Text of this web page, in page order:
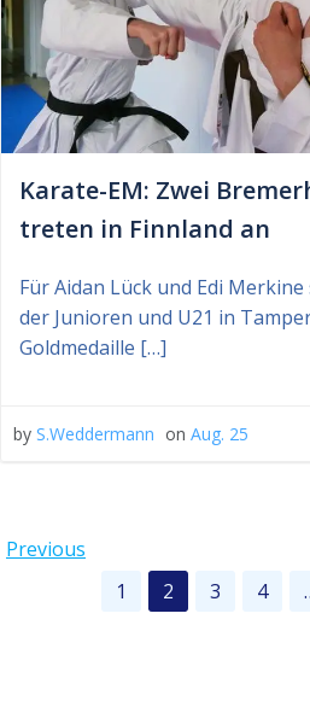
Karate-EM: Zwei
treten in Finnland an
Für Aidan Lück und Edi Merkine
der Junioren und U21 in
Goldmedaille […]
by S.Weddermann on Aug. 25
Posts
navigation
Previous
PostsPage
1 Page
2 Page
3 Page
4